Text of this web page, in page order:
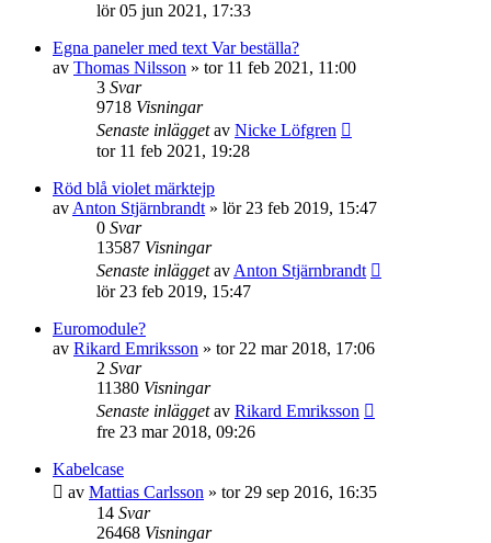
lör 05 jun 2021, 17:33
Egna paneler med text Var beställa?
av Thomas Nilsson » tor 11 feb 2021, 11:00
3 Svar
9718 Visningar
Senaste inläggetav Nicke Löfgren
tor 11 feb 2021, 19:28
Röd blå violet märktejp
av Anton Stjärnbrandt » lör 23 feb 2019, 15:47
0 Svar
13587 Visningar
Senaste inläggetav Anton Stjärnbrandt
lör 23 feb 2019, 15:47
Euromodule?
av Rikard Emriksson » tor 22 mar 2018, 17:06
2 Svar
11380 Visningar
Senaste inläggetav Rikard Emriksson
fre 23 mar 2018, 09:26
Kabelcase
av Mattias Carlsson » tor 29 sep 2016, 16:35
14 Svar
26468 Visningar